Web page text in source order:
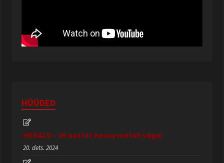
HÜÜDED
HERALD – 25 aastat heavy metali väge!
20. dets. 2024